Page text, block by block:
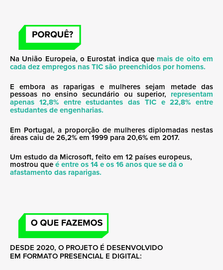
Na União Europeia, o Eurostat indica que mais de oito em
cada dez empregos nas TIC são preenchidos por homens.
E embora as raparigas e mulheres sejam metade das
pessoas no ensino secundário ou superior, representam
apenas 12,8% entre estudantes das TIC e 22,8% entre
estudantes de engenharias.
Em Portugal, a proporção de mulheres diplomadas nestas
áreas caiu de 26,2% em 1999 para 20,6% em 2017.
Um estudo da Microsoft, feito em 12 países europeus,
mostrou queé entre os 14 e os 16 anos que se dá o
afastamento das raparigas.
DESDE 2020, O PROJETO É DESENVOLVIDO
EM FORMATO PRESENCIAL E DIGITAL: